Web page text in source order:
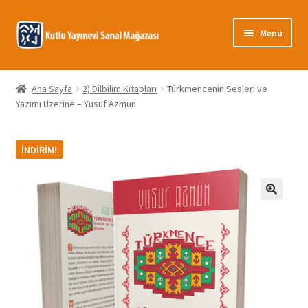
Dolaşıma
geç
İçeriğe
geç
Menü
Giriş
Banka Bilgileri
Gizlilik Politikası
Hakkımızda
Hesabım
İletişim
Mağaza
Ana Sayfa 2) Dilbilim Kitapları
Türkmencenin Sesleri ve
Yazımı Üzerine – Yusuf Azmun
İNDIRIM!